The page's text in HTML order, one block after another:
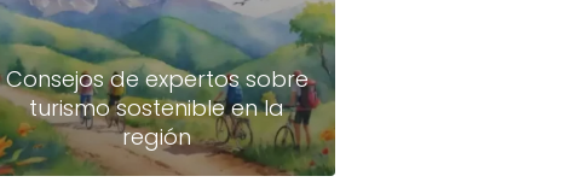
Consejos de expertos sobre
turismo sostenible en la
región